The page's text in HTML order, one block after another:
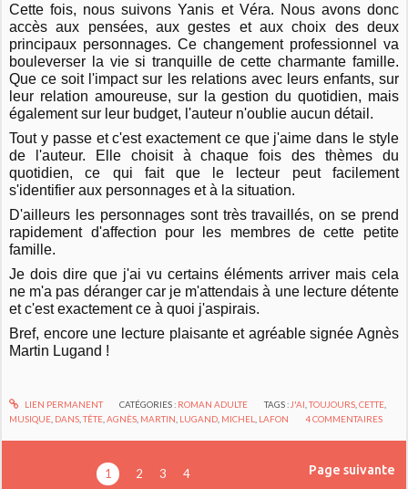
Cette fois, nous suivons Yanis et Véra. Nous avons donc
accès aux pensées, aux gestes et aux choix des deux
principaux personnages. Ce changement professionnel va
bouleverser la vie si tranquille de cette charmante famille.
Que ce soit l'impact sur les relations avec leurs enfants, sur
leur relation amoureuse, sur la gestion du quotidien, mais
également sur leur budget, l'auteur n'oublie aucun détail.
Tout y passe et c'est exactement ce que j'aime dans le style
de l'auteur. Elle choisit à chaque fois des thèmes du
quotidien, ce qui fait que le lecteur peut facilement
s'identifier aux personnages et à la situation.
D'ailleurs les personnages sont très travaillés, on se prend
rapidement d'affection pour les membres de cette petite
famille.
Je dois dire que j'ai vu certains éléments arriver mais cela
ne m'a pas déranger car je m'attendais à une lecture détente
et c'est exactement ce à quoi j'aspirais.
Bref, encore une lecture plaisante et agréable signée Agnès
Martin Lugand !
LIEN PERMANENT CATÉGORIES : ROMAN ADULTE TAGS : J'AI ,TOUJOURS ,CETTE
MUSIQUE DANS ,TÊTE ,AGNÈS MARTIN LUGAND MICHEL LAFON 4COMMENTAIRES
1 2 3 4 Page suivante